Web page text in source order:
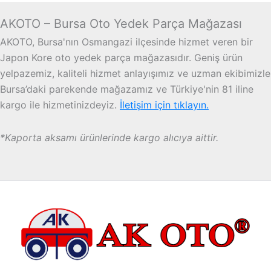
AKOTO – Bursa Oto Yedek Parça Mağazası
AKOTO, Bursa'nın Osmangazi ilçesinde hizmet veren bir
Japon Kore oto yedek parça mağazasıdır. Geniş ürün
yelpazemiz, kaliteli hizmet anlayışımız ve uzman ekibimizle
Bursa’daki parekende mağazamız ve Türkiye'nin 81 iline
kargo ile hizmetinizdeyiz. İletişim için tıklayın.
*Kaporta aksamı ürünlerinde kargo alıcıya aittir.